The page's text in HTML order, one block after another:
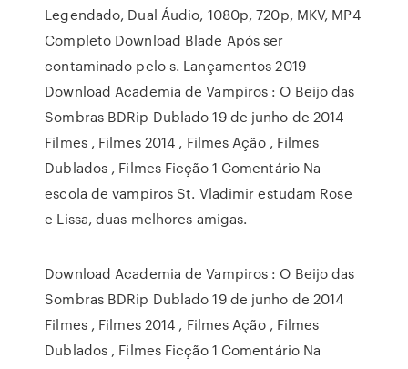
Legendado, Dual Áudio, 1080p, 720p, MKV, MP4
Completo Download Blade Após ser
contaminado pelo s. Lançamentos 2019
Download Academia de Vampiros : O Beijo das
Sombras BDRip Dublado 19 de junho de 2014
Filmes , Filmes 2014 , Filmes Ação , Filmes
Dublados , Filmes Ficção 1 Comentário Na
escola de vampiros St. Vladimir estudam Rose
e Lissa, duas melhores amigas.
Download Academia de Vampiros : O Beijo das
Sombras BDRip Dublado 19 de junho de 2014
Filmes , Filmes 2014 , Filmes Ação , Filmes
Dublados , Filmes Ficção 1 Comentário Na